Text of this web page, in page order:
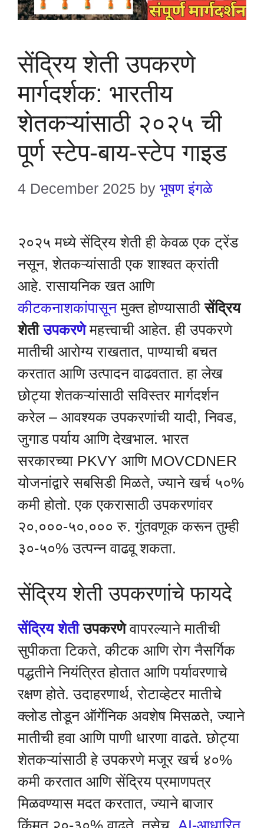
सेंद्रिय शेती उपकरणे
मार्गदर्शक: भारतीय
शेतकऱ्यांसाठी २०२५ ची
पूर्ण स्टेप-बाय-स्टेप गाइड
4 December 2025 by भूषण इंगळे
२०२५ मध्ये सेंद्रिय शेती ही केवळ एक ट्रेंड
नसून, शेतकऱ्यांसाठी एक शाश्वत क्रांती
आहे. रासायनिक खत आणि
कीटकनाशकांपासूनमुक्त होण्यासाठीसेंद्रिय
शेतीउपकरणेमहत्त्वाची आहेत. ही उपकरणे
मातीची आरोग्य राखतात, पाण्याची बचत
करतात आणि उत्पादन वाढवतात. हा लेख
छोट्या शेतकऱ्यांसाठी सविस्तर मार्गदर्शन
करेल – आवश्यक उपकरणांची यादी, निवड,
जुगाड पर्याय आणि देखभाल. भारत
सरकारच्या PKVY आणि MOVCDNER
योजनांद्वारे सबसिडी मिळते, ज्याने खर्च ५०%
कमी होतो. एक एकरासाठी उपकरणांवर
२०,०००-५०,००० रु. गुंतवणूक करून तुम्ही
३०-५०% उत्पन्न वाढवू शकता.
सेंद्रिय शेती उपकरणांचे फायदे
सेंद्रिय शेतीउपकरणेवापरल्याने मातीची
सुपीकता टिकते, कीटक आणि रोग नैसर्गिक
पद्धतीने नियंत्रित होतात आणि पर्यावरणाचे
रक्षण होते. उदाहरणार्थ, रोटाव्हेटर मातीचे
क्लोड तोडून ऑर्गेनिक अवशेष मिसळते, ज्याने
मातीची हवा आणि पाणी धारणा वाढते. छोट्या
शेतकऱ्यांसाठी हे उपकरणे मजूर खर्च ४०%
कमी करतात आणि सेंद्रिय प्रमाणपत्र
मिळवण्यास मदत करतात, ज्याने बाजार